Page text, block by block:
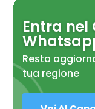
Entra nel
Resta
tua regione